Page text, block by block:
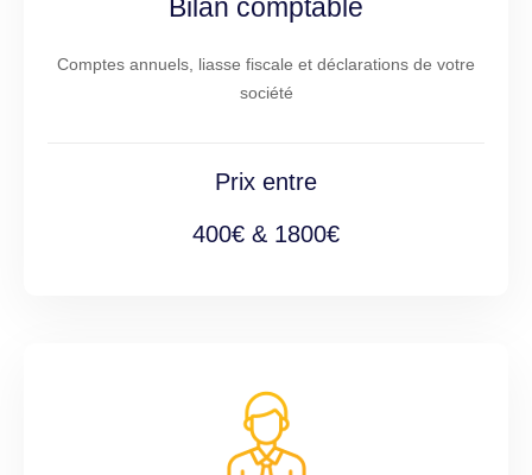
Bilan comptable
Comptes annuels, liasse fiscale et déclarations de votre
société
Prix entre
400€ & 1800€